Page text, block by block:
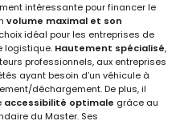
intéressante pour financer le
volume maximal et son
idéal pour les entreprises de
logistique. Hautement spécialisé,
professionnels, aux entreprises
ayant besoin d’un véhicule à
déchargement. De plus, il
accessibilité optimale grâce au
du Master. Ses